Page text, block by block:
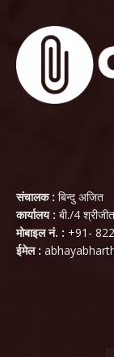
संचालक : बिन्दु अजित
कार्यालय : बी./4
मोबाइल नं. : +91-
ईमेल :